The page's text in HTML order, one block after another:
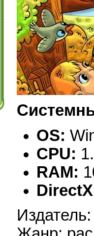
OS:
CPU:
RAM: